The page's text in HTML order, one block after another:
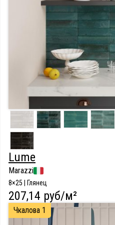
Lume
Marazzi
8×25 | Глянец
207,14 руб/м²
Чкалова 1